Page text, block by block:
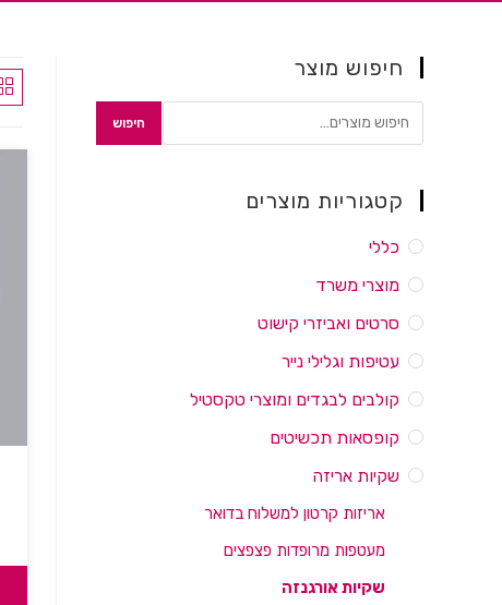
חיפוש מוצר
חיפוש
קטגוריות מוצרים
כללי
מוצרי משרד
סרטים ואביזרי קישוט
עטיפות וגלילי נייר
קולבים לבגדים ומוצרי טקסטיל
קופסאות תכשיטים
שקיות אריזה
אריזות קרטון למשלוח בדואר
מעטפות מרופדות פצפצים
שקיות אורגנזה